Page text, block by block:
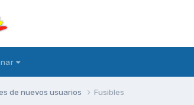
de nuevos usuarios Fusibles